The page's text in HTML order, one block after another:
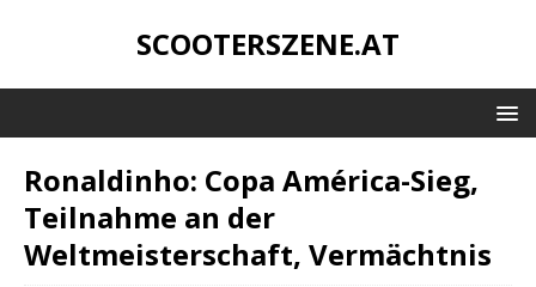
SCOOTERSZENE.AT
Ronaldinho: Copa América-Sieg,
Teilnahme an der
Weltmeisterschaft, Vermächtnis